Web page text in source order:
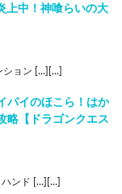
上中！神喰らいの大
ション […][…]
パイのほこら！はか
略【ドラゴンクエス
ハンド […][…]